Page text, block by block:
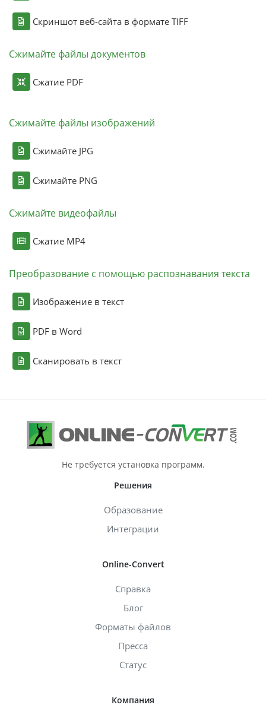
Скриншот веб-сайта в формате TIFF
Сжимайте файлы документов
Сжатие PDF
Сжимайте файлы изображений
Сжимайте JPG
Сжимайте PNG
Сжимайте видеофайлы
Сжатие MP4
Преобразование с помощью распознавания текста
Изображение в текст
PDF в Word
Сканировать в текст
Не требуется установка программ.
Решения
Образование
Интеграции
Online-Convert
Справка
Блог
Форматы файлов
Пресса
Статус
Компания